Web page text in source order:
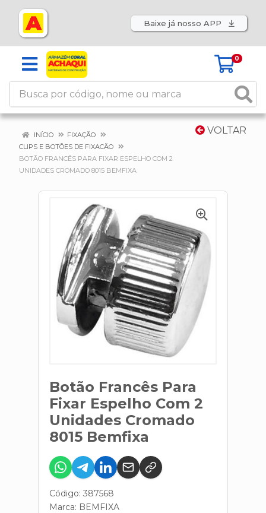
Baixe já nosso APP
0
VOLTAR
INÍCIO
FIXAÇÃO
CLIPS E BOTÕES DE FIXACÃO
BOTÃO FRANCÊS PARA FIXAR ESPELHO COM 2
UNIDADES CROMADO 8015 BEMFIXA
Botão Francês Para
Fixar Espelho Com 2
Unidades Cromado
8015 Bemfixa
Código: 387568
Marca: BEMFIXA